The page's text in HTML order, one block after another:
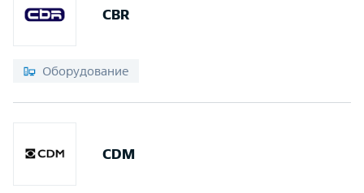
CBR
Оборудование
CDM